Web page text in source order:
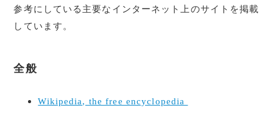
参考にしている主要なインターネット上のサイトを掲載
しています。
全般
Wikipedia, the free encyclopedia